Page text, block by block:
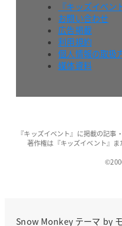
『キッズイベン
お問い合わせ
広告掲載
利用規約
個人情報の取扱
媒体資料
『キッズイベント』に掲載の記事
著作権は『キッズイベント』ま
Snow Monkeyテーマ by